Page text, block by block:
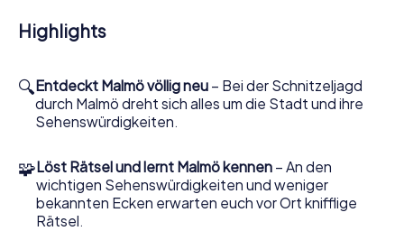
und dem Moderna Museet Malmö vorbeikommen. Diese
Plätze bieten euch die Möglichkeit, Malmö aus einer
einzutauchen.
So funktioniert die interaktive Schnitzeljagd in
Um die Schnitzeljagd in Malmö zu starten, benötigt ihr
lediglich ein Smartphone und unsere App. Nachdem ihr
euch eingeloggt habt, wählt ihr einen Spielleiter, der euch
mit GPS-Navigation durch die Stadt führt. Jeder von euch
Highlights
🔍Entdeckt Malmö völlig neu – Bei der Schnitzeljagd
durch Malmö dreht sich alles um die Stadt und ihre
Sehenswürdigkeiten.
🧩Löst Rätsel und lernt Malmö kennen – An den
wichtigen Sehenswürdigkeiten und weniger
bekannten Ecken erwarten euch vor Ort knifflige
Rätsel.